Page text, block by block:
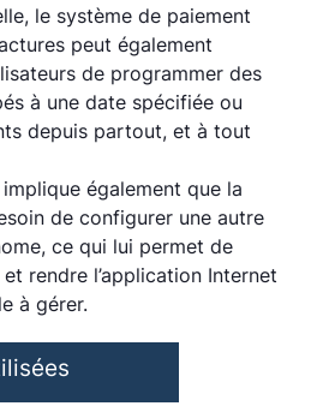
le système de paiement
peut également
de programmer des
à une date spécifiée ou
depuis partout, et à tout
également que la
de configurer une autre
ce qui lui permet de
rendre l’application Internet
à gérer.